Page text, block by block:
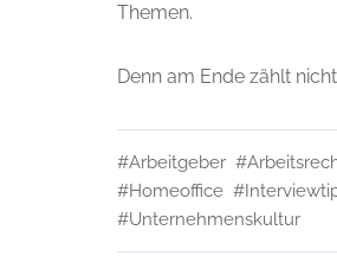
Themen.
Denn am Ende zählt
#Arbeitgeber
#Homeoffice
#Unternehmenskultur